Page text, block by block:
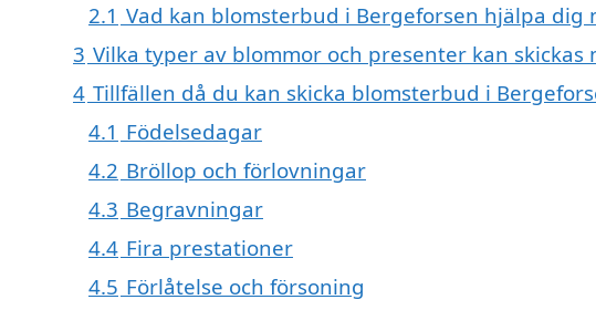
2.1 Vad kan blomsterbud i Bergeforsen hjälpa dig
3 Vilka typer av blommor och presenter kan
4 Tillfällen då du kan skicka blomsterbud i
4.1 Födelsedagar
4.2 Bröllop och förlovningar
4.3 Begravningar
4.4 Fira prestationer
4.5 Förlåtelse och försoning